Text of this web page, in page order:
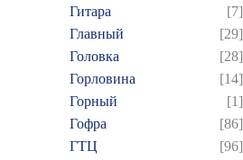
Гитара
[7]
Главный
[29]
Головка
[28]
Горловина
[14]
Горный
[1]
Гофра
[86]
ГТЦ
[96]